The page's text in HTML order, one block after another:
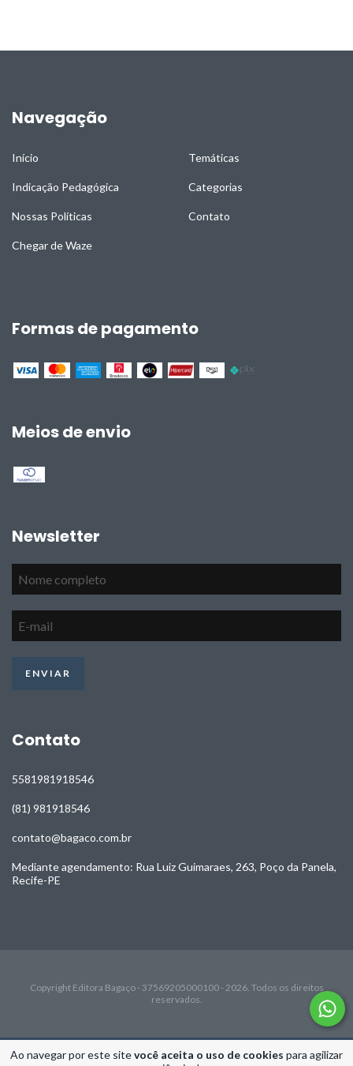
Ao navegar por este sitevocê aceita o uso de cookies para agilizar
Navegação
Início Temáticas
Indicação Pedagógica Categorias
Nossas Políticas Contato
Chegar de Waze
Formas de pagamento
Meios de envio
Newsletter
Contato
5581981918546
(81) 981918546
contato@bagaco.com.br
Mediante agendamento: Rua Luiz Guimaraes, 263, Poço da Panela,
Recife-PE
Copyright Editora Bagaço - 37569205000100 - 2026. Todos os direitos
reservados.